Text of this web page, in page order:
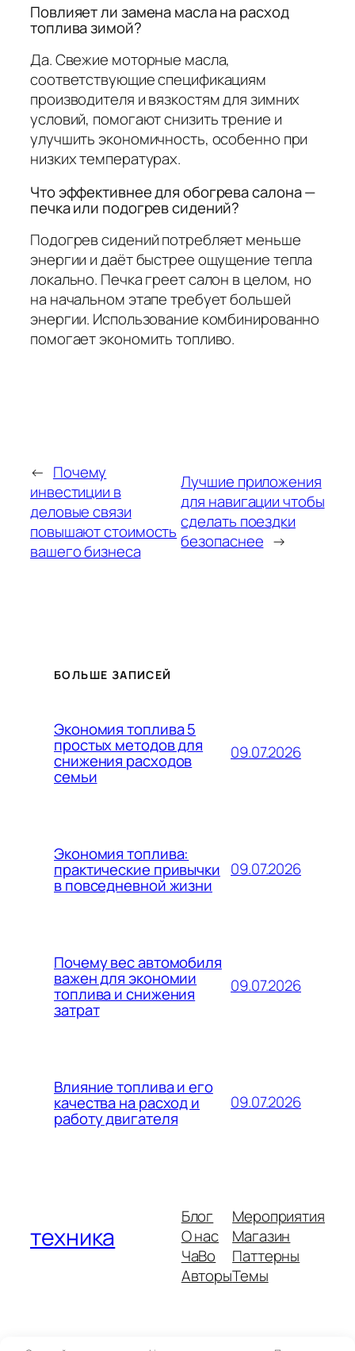
Повлияет ли замена масла на расход
топлива зимой?
Да. Свежие моторные масла,
соответствующие спецификациям
производителя и вязкостям для зимних
условий, помогают снизить трение и
улучшить экономичность, особенно при
низких температурах.
Что эффективнее для обогрева салона —
печка или подогрев сидений?
Подогрев сидений потребляет меньше
энергии и даёт быстрее ощущение тепла
локально. Печка греет салон в целом, но
на начальном этапе требует большей
энергии. Использование комбинированно
помогает экономить топливо.
← Почему
инвестиции в
деловые связи
повышают стоимость
вашего бизнеса
Лучшие приложения
для навигации чтобы
сделать поездки
безопаснее →
БОЛЬШЕ ЗАПИСЕЙ
Экономия топлива 5
простых методов для
снижения расходов
семьи
09.07.2026
Экономия топлива:
практические привычки
в повседневной жизни
09.07.2026
Почему вес автомобиля
важен для экономии
топлива и снижения
затрат
09.07.2026
Влияние топлива и его
качества на расход и
работу двигателя
09.07.2026
техника
Блог
О нас
ЧаВо
Авторы
Мероприятия
Магазин
Паттерны
Темы